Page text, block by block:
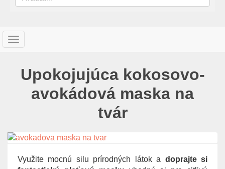
T
i
Upokojujúca kokosovo-
avokádová maska na
tvár
Využite mocnú silu prírodných látok a doprajte si